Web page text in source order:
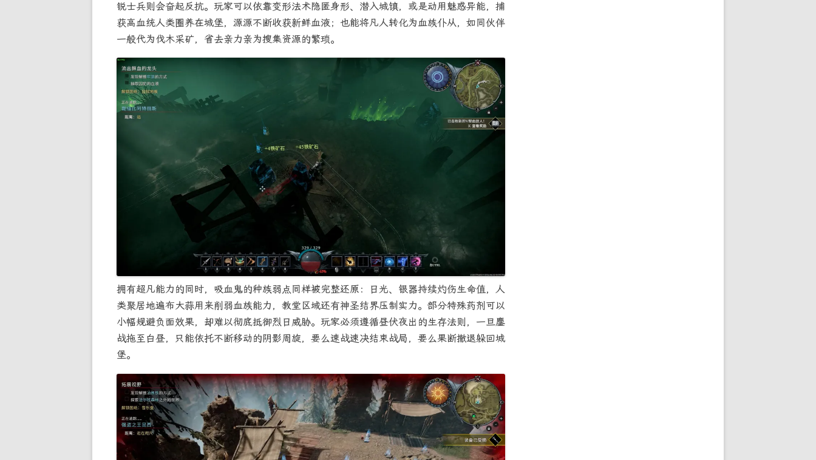
锐士兵则会奋起反抗。玩家可以依靠变形法术隐匿身形、潜入城镇，或是动用魅惑异能，捕
获高血统人类圈养在城堡，源源不断收获新鲜血液；也能将凡人转化为血族仆从，如同伙伴
一般代为伐木采矿，省去亲力亲为搜集资源的繁琐。
拥有超凡能力的同时，吸血鬼的种族弱点同样被完整还原：日光、银器持续灼伤生命值，人
类聚居地遍布大蒜用来削弱血族能力，教堂区域还有神圣结界压制实力。部分特殊药剂可以
小幅规避负面效果，却难以彻底抵御烈日威胁。玩家必须遵循昼伏夜出的生存法则，一旦鏖
战拖至白昼，只能依托不断移动的阴影周旋，要么速战速决结束战局，要么果断撤退躲回城
堡。